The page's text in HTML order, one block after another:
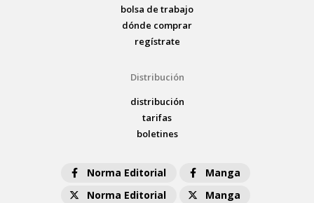
bolsa de trabajo
dónde comprar
regístrate
Distribución
distribución
tarifas
boletines
Norma Editorial
Manga
Norma Editorial
Manga